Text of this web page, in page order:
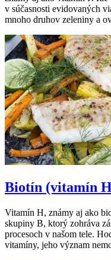
v súčasnosti evidovaných
mnoho druhov zeleniny a
Biotín (vitamín
Vitamín H, známy aj ako
skupiny B, ktorý zohráva
procesoch v našom tele.
vitamíny, jeho význam